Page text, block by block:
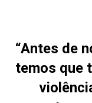
“Antes de
temos que